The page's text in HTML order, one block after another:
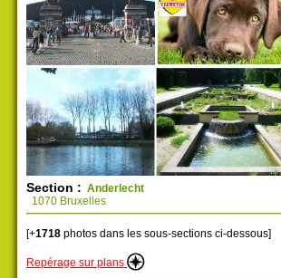
Section : Anderlecht
1070 Bruxelles
[+1718 photos dans les sous-sections ci-dessous]
Repérage sur plans